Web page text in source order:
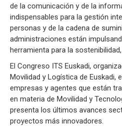
de la comunicación y de la
indispensables para la gestión
personas y de la cadena de
administraciones están
herramienta para la
El Congreso ITS Euskadi,
Movilidad y Logística de Euskadi,
empresas y agentes que están
en materia de Movilidad y
presenta los últimos avances
proyectos más innovadores.